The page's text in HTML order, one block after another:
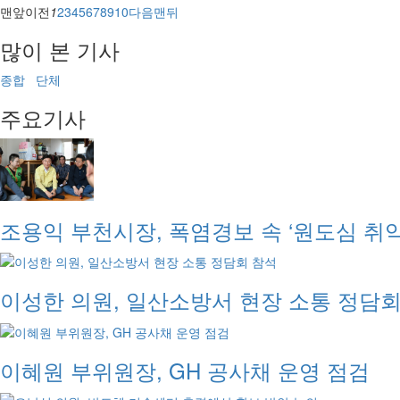
맨앞이전 12345678910다음맨뒤
많이 본 기사
종합 단체
주요기사
조용익 부천시장, 폭염경보 속 ‘원도심 취
이성한 의원, 일산소방서 현장 소통 정담
이혜원 부위원장, GH 공사채 운영 점검